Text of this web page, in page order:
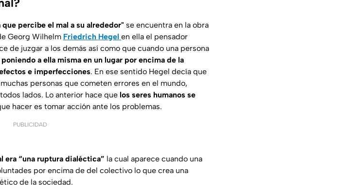
percibe el mal a su alrededor" se encuentra en la obra
Georg Wilhelm Friedrich Hegel en ella el pensador
de juzgar a los demás así como que cuando una persona
a ella misma en un lugar por encima de la
e imperfecciones. En ese sentido Hegel decía que
personas que cometen errores en el mundo,
lados. Lo anterior hace que los seres humanos se
hacer es tomar acción ante los problemas.
PUBLICIDAD
era “una ruptura dialéctica” la cual aparece cuando una
por encima de del colectivo lo que crea una
de la sociedad.